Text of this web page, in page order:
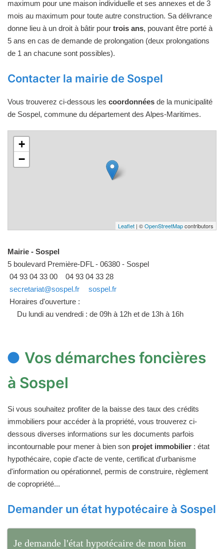
maximum pour une maison individuelle et ses annexes et de 3
mois au maximum pour toute autre construction. Sa délivrance
donne lieu à un droit à bâtir pour trois ans, pouvant être porté à
5 ans en cas de demande de prolongation (deux prolongations
de 1 an chacune sont possibles).
Contacter la mairie de Sospel
Vous trouverez ci-dessous les coordonnées de la municipalité
de Sospel, commune du département des Alpes-Maritimes.
+
−
Leaflet | ©OpenStreetMapcontributors
Mairie - Sospel
5 boulevard Première-DFL - 06380 - Sospel
04 93 04 33 00
04 93 04 33 28
secretariat@sospel.fr
sospel.fr
Horaires d'ouverture :
Du lundi au vendredi : de 09h à 12h et de 13h à 16h
Vos démarches foncières
à Sospel
Si vous souhaitez profiter de la baisse des taux des crédits
immobiliers pour accéder à la propriété, vous trouverez ci-
dessous diverses informations sur les documents parfois
incontournable pour mener à bien son projet immobilier : état
hypothécaire, copie d'acte de vente, certificat d'urbanisme
d'information ou opérationnel, permis de construire, règlement
de copropriété...
Demander un état hypotécaire à Sospel
Je demande l'état hypotécaire de mon bien